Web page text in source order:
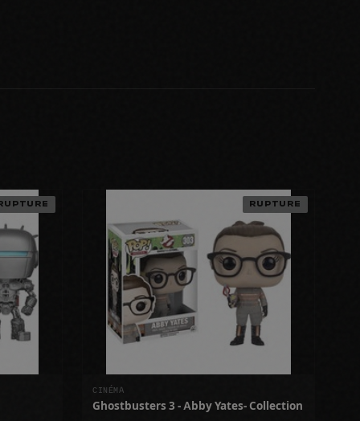
RUPTURE
CINÉMA
Ghostbusters 3 - Abby Yates- Collection